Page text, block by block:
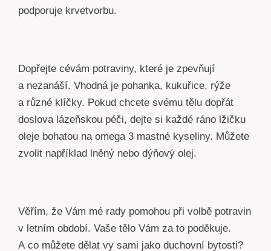
podporuje krvetvorbu.
Dopřejte cévám potraviny, které je zpevňují
a nezanáší. Vhodná je pohanka, kukuřice, rýže
a různé klíčky. Pokud chcete svému tělu dopřát
doslova lázeňskou péči, dejte si každé ráno lžičku
oleje bohatou na omega 3 mastné kyseliny. Můžete
zvolit například lněný nebo dýňový olej.
Věřím, že Vám mé rady pomohou při volbě potravin
v letním období. Vaše tělo Vám za to poděkuje.
A co můžete dělat vy sami jako duchovní bytosti?